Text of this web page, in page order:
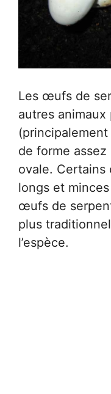
Les œufs de
autres animaux
de forme
ovale.
longs et
œufs de
plus
l’espèce.